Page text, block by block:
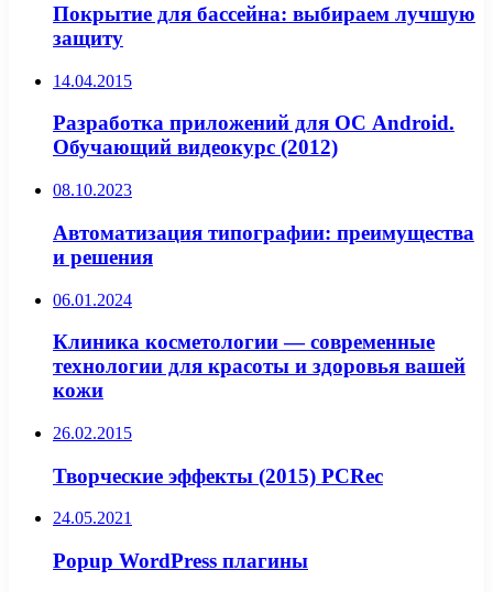
Покрытие для бассейна: выбираем лучшую
защиту
14.04.2015
Разработка приложений для ОС Android.
Обучающий видеокурс (2012)
08.10.2023
Автоматизация типографии: преимущества
и решения
06.01.2024
Клиника косметологии — современные
технологии для красоты и здоровья вашей
кожи
26.02.2015
Творческие эффекты (2015) PCRec
24.05.2021
Popup WordPress плагины